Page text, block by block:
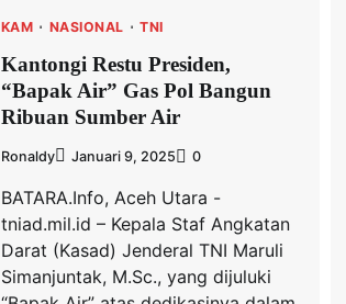
KAM NASIONAL TNI
Kantongi Restu Presiden,
“Bapak Air” Gas Pol Bangun
Ribuan Sumber Air
Ronaldy Januari 9, 2025 0
BATARA.Info, Aceh Utara -
tniad.mil.id – Kepala Staf Angkatan
Darat (Kasad) Jenderal TNI Maruli
Simanjuntak, M.Sc., yang dijuluki